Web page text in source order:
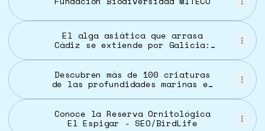
El alga asiática que arrasa
Cádiz se extiende por Galicia:
Descubren más de 100 criaturas
de las profundidades marinas en
Español
Conoce la Reserva Ornitológica
El Espigar - SEO/BirdLife